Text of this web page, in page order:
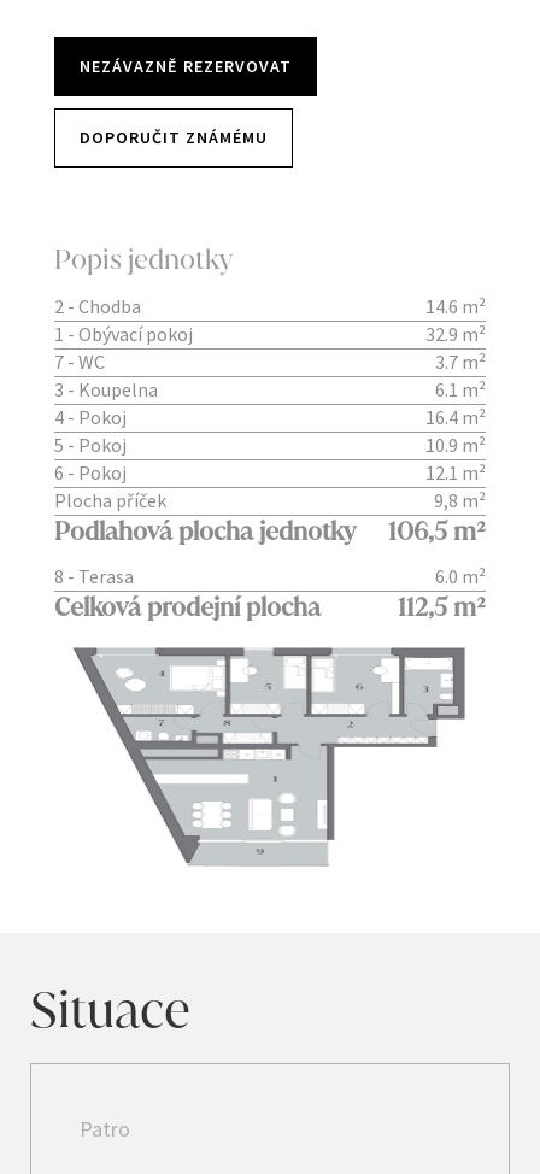
NEZÁVAZNĚ REZERVOVAT
DOPORUČIT ZNÁMÉMU
Popis jednotky
2 - Chodba
14.6 m²
1 - Obývací pokoj
32.9 m²
7 - WC
3.7 m²
3 - Koupelna
6.1 m²
4 - Pokoj
16.4 m²
5 - Pokoj
10.9 m²
6 - Pokoj
12.1 m²
Plocha příček
9,8 m²
Podlahová plocha jednotky 106,5 m²
8 - Terasa 6.0 m²
Celková prodejní plocha 112,5 m²
Situace
Patro